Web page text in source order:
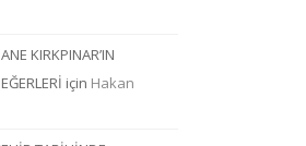
KIRKPINAR’IN
için Hakan